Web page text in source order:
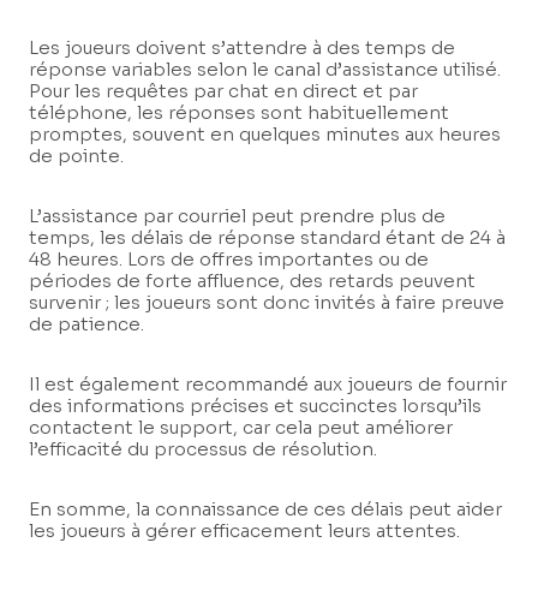
Les joueurs doivent s’attendre à des temps de
réponse variables selon le canal d’assistance utilisé.
Pour les requêtes par chat en direct et par
téléphone, les réponses sont habituellement
promptes, souvent en quelques minutes aux heures
de pointe.
L’assistance par courriel peut prendre plus de
temps, les délais de réponse standard étant de 24 à
48 heures. Lors de offres importantes ou de
périodes de forte affluence, des retards peuvent
survenir ; les joueurs sont donc invités à faire preuve
de patience.
Il est également recommandé aux joueurs de fournir
des informations précises et succinctes lorsqu’ils
contactent le support, car cela peut améliorer
l’efficacité du processus de résolution.
En somme, la connaissance de ces délais peut aider
les joueurs à gérer efficacement leurs attentes.